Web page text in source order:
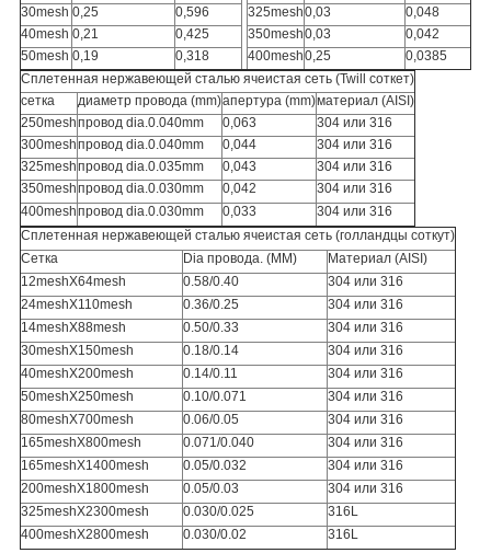
30mesh 0,25 0,596 325mesh0,03
0,048
40mesh 0,21 0,425 350mesh0,03
0,042
50mesh 0,19 0,318 400mesh0,25
0,0385
Сплетенная нержавеющей сталью ячеистая сеть (Twill соткет)
сетка
диаметр провода (mm)апертура (mm)материал (AISI)
250meshпровод dia.0.040mm 0,063
304 или 316
300meshпровод dia.0.040mm 0,044
304 или 316
325meshпровод dia.0.035mm 0,043
304 или 316
350meshпровод dia.0.030mm 0,042
304 или 316
400meshпровод dia.0.030mm 0,033
304 или 316
Сплетенная нержавеющей сталью ячеистая сеть (голландцы соткут)
Сетка
Dia провода. (MM)
Материал (AISI)
12meshX64mesh
0.58/0.40
304 или 316
24meshX110mesh
0.36/0.25
304 или 316
14meshX88mesh
0.50/0.33
304 или 316
30meshX150mesh
0.18/0.14
304 или 316
40meshX200mesh
0.14/0.11
304 или 316
50meshX250mesh
0.10/0.071
304 или 316
80meshX700mesh
0.06/0.05
304 или 316
165meshX800mesh
0.071/0.040
304 или 316
165meshX1400mesh
0.05/0.032
304 или 316
200meshX1800mesh
0.05/0.03
304 или 316
325meshX2300mesh
0.030/0.025
316L
400meshX2800mesh
0.030/0.02 316L